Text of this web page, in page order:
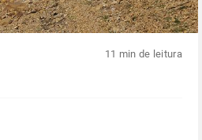
11 min de leitura